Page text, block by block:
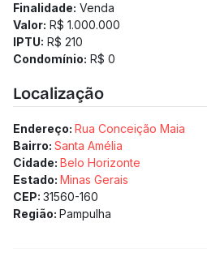
Finalidade: Venda
Valor: R$ 1.000.000
IPTU: R$ 210
Condomínio: R$ 0
Localização
Endereço: Rua Conceição Maia
Bairro: Santa Amélia
Cidade: Belo Horizonte
Estado: Minas Gerais
CEP: 31560-160
Região: Pampulha